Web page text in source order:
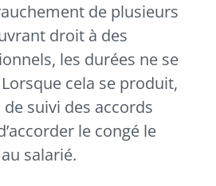
de plusieurs
droit à des
les durées ne se
cela se produit,
suivi des accords
le congé le
salarié.